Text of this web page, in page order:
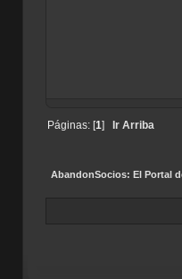
Páginas: [ 1 Ir Arriba
AbandonSocios: El Portal